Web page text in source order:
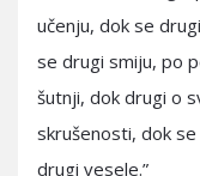
učenju, dok se
se drugi smiju, po
šutnji, dok drugi o
skrušenosti, dok
drugi vesele.”